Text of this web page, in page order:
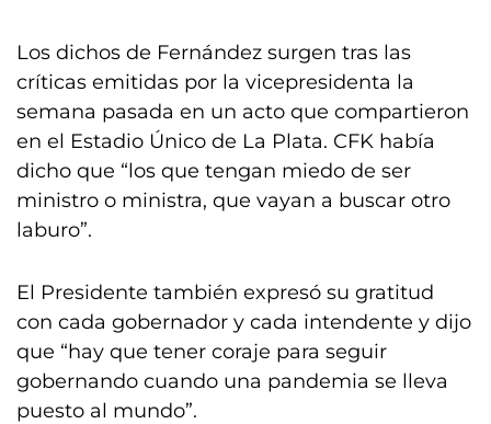
Los dichos de Fernández surgen tras las
críticas emitidas por la vicepresidenta la
semana pasada en un acto que compartieron
en el Estadio Único de La Plata. CFK había
dicho que “los que tengan miedo de ser
ministro o ministra, que vayan a buscar otro
laburo”.
El Presidente también expresó su gratitud
con cada gobernador y cada intendente y dijo
que “hay que tener coraje para seguir
gobernando cuando una pandemia se lleva
puesto al mundo”.